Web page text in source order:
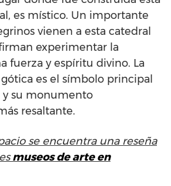
es místico. Un importante
vienen a esta catedral
experimentar la
fuerza y espíritu divino. La
es el símbolo principal
su monumento
resaltante.
se encuentra una reseña
museos de arte en